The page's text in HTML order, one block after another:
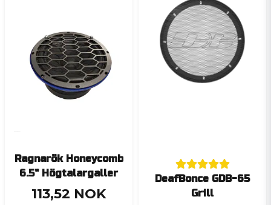
Ragnarök Honeycomb
6.5" Högtalargaller
113,52 NOK
DeafBonce GDB-65
Grill